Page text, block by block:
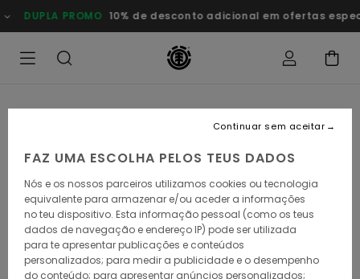
para
a
DUPLA PROMO 10% de desconto adicional em ofertas
FAZ UMA ESCOLHA PELOS TEUS DADOS
Nós e os nossos parceiros utilizamos cookies ou tecnologia
equivalente para armazenar e/ou aceder a informações
no teu dispositivo. Esta informação pessoal (como os teus
dados de navegação e endereço IP) pode ser utilizada
para te apresentar publicações e conteúdos
personalizados; para medir a publicidade e o desempenho
do conteúdo; para apresentar anúncios personalizados;
Continuar sem aceitar